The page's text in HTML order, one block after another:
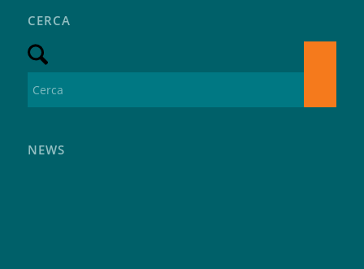
CERCA
NEWS